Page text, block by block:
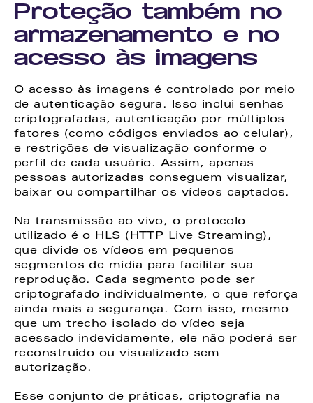
Proteção também no
armazenamento e no
acesso às imagens
O acesso às imagens é controlado por meio
de autenticação segura. Isso inclui senhas
criptografadas, autenticação por múltiplos
fatores (como códigos enviados ao celular),
e restrições de visualização conforme o
perfil de cada usuário. Assim, apenas
pessoas autorizadas conseguem visualizar,
baixar ou compartilhar os vídeos captados.
Na transmissão ao vivo, o protocolo
utilizado é o HLS (HTTP Live Streaming),
que divide os vídeos em pequenos
segmentos de mídia para facilitar sua
reprodução. Cada segmento pode ser
criptografado individualmente, o que reforça
ainda mais a segurança. Com isso, mesmo
que um trecho isolado do vídeo seja
acessado indevidamente, ele não poderá ser
reconstruído ou visualizado sem
autorização.
Esse conjunto de práticas, criptografia na